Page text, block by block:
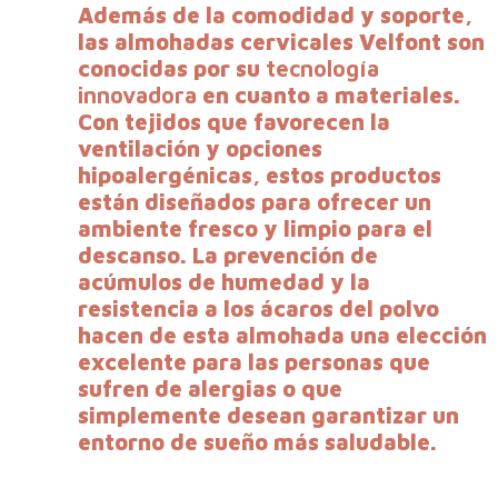
Además de la comodidad y soporte,
las almohadas cervicales Velfont son
conocidas por su tecnología
innovadora en cuanto a materiales.
Con tejidos que favorecen la
ventilación y opciones
hipoalergénicas, estos productos
están diseñados para ofrecer un
ambiente fresco y limpio para el
descanso. La prevención de
acúmulos de humedad y la
resistencia a los ácaros del polvo
hacen de esta almohada una elección
excelente para las personas que
sufren de alergias o que
simplemente desean garantizar un
entorno de sueño más saludable.